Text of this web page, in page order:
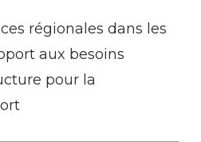
régionales dans les
aux besoins
pour la